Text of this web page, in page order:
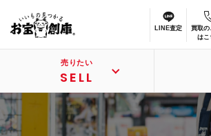
LINE査定
買取
はこ
売りたい
SELL